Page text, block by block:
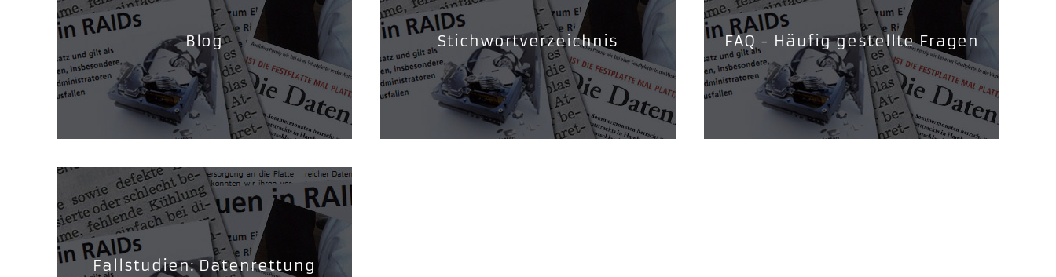
Blog Stichwortverzeichnis FAQ - Häufig gestellte Fragen
Fallstudien: Datenrettung